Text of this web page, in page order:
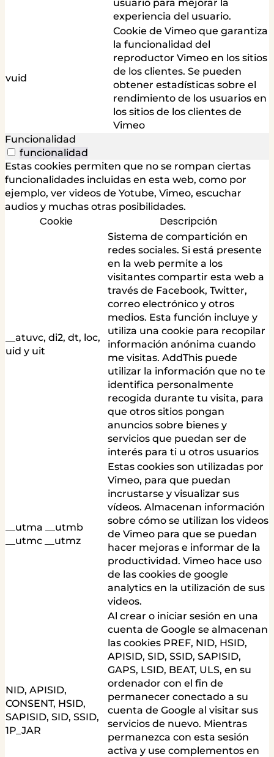
usuario para mejorar la
experiencia del usuario.
vuid
Cookie de Vimeo que garantiza
la funcionalidad del
reproductor Vimeo en los sitios
de los clientes. Se pueden
obtener estadísticas sobre el
rendimiento de los usuarios en
los sitios de los clientes de
Vimeo
Funcionalidad
funcionalidad
Estas cookies permiten que no se rompan ciertas
funcionalidades incluidas en esta web, como por
ejemplo, ver videos de Yotube, Vimeo, escuchar
audios y muchas otras posibilidades.
Cookie Descripción
__atuvc, di2, dt, loc,
uid y uit
Sistema de compartición en
redes sociales. Si está presente
en la web permite a los
visitantes compartir esta web a
través de Facebook, Twitter,
correo electrónico y otros
medios. Esta función incluye y
utiliza una cookie para recopilar
información anónima cuando
me visitas. AddThis puede
utilizar la información que no te
identifica personalmente
recogida durante tu visita, para
que otros sitios pongan
anuncios sobre bienes y
servicios que puedan ser de
interés para ti u otros usuarios
__utma __utmb
__utmc __utmz
Estas cookies son utilizadas por
Vimeo, para que puedan
incrustarse y visualizar sus
vídeos. Almacenan información
sobre cómo se utilizan los videos
de Vimeo para que se puedan
hacer mejoras e informar de la
productividad. Vimeo hace uso
de las cookies de google
analytics en la utilización de sus
videos.
NID, APISID,
CONSENT, HSID,
SAPISID, SID, SSID,
1P_JAR
Al crear o iniciar sesión en una
cuenta de Google se almacenan
las cookies PREF, NID, HSID,
APISID, SID, SSID, SAPISID,
GAPS, LSID, BEAT, ULS, en su
ordenador con el fin de
permanecer conectado a su
cuenta de Google al visitar sus
servicios de nuevo. Mientras
permanezca con esta sesión
activa y use complementos en